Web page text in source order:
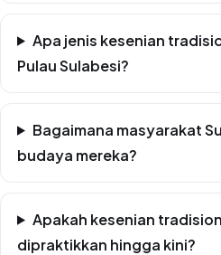
Apa jenis kesenian
Pulau Sulabesi?
Bagaimana masyarakat
budaya mereka?
Apakah kesenian
dipraktikkan hingga kini?